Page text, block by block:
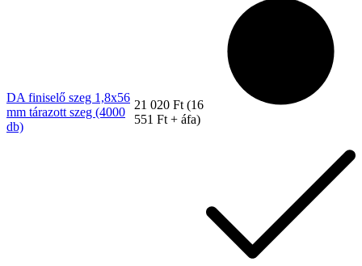
DA finiselő szeg 1,8x56
mm tárazott szeg (4000
db)
21 020 Ft (16
551 Ft + áfa)
tárazott
(4000
mennyiség